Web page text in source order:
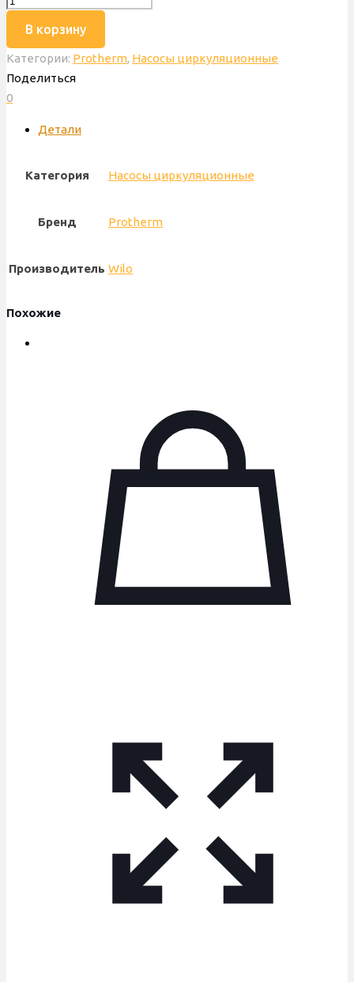
WILO
INTVACL
15/5-
Protherm
Panther,
гидрогруппы,
В корзину
Категории: Protherm, Насосы циркуляционные
Поделиться
0
Детали
Категория Насосы циркуляционные
Бренд Protherm
Производитель Wilo
Похожие